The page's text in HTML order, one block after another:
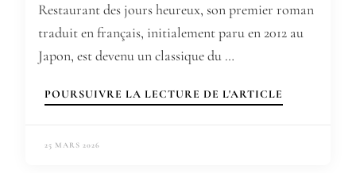
Restaurant des jours heureux, son premier roman
traduit en français, initialement paru en 2012 au
Japon, est devenu un classique du …
POURSUIVRE LA LECTURE DE L'ARTICLE
25 MARS 2026